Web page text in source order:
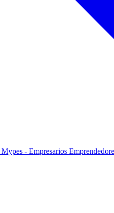
Mypes - Empresarios